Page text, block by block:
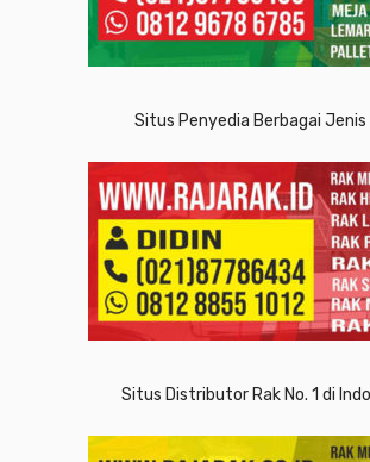
Situs Penyedia Berbagai Jenis
Situs Distributor Rak No. 1 di